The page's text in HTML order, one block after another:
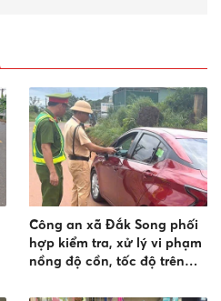
Công an xã Đắk Song phối
hợp kiểm tra, xử lý vi phạm
nồng độ cồn, tốc độ trên